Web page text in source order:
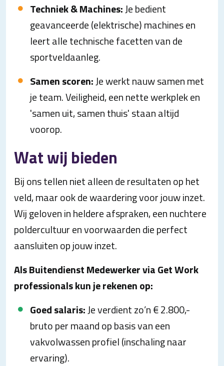
Techniek & Machines:Je bedient
geavanceerde (elektrische) machines en
leert alle technische facetten van de
sportveldaanleg.
Samen scoren:Je werkt nauw samen met
je team. Veiligheid, een nette werkplek en
'samen uit, samen thuis' staan altijd
voorop.
Wat wij bieden
Bij ons tellen niet alleen de resultaten op het
veld, maar ook de waardering voor jouw inzet.
Wij geloven in heldere afspraken, een nuchtere
poldercultuur en voorwaarden die perfect
aansluiten op jouw inzet.
Als Buitendienst Medewerker via Get Work
professionals kun je rekenen op:
Goed salaris:Je verdient zo’n € 2.800,-
bruto per maand op basis van een
vakvolwassen profiel (inschaling naar
ervaring).